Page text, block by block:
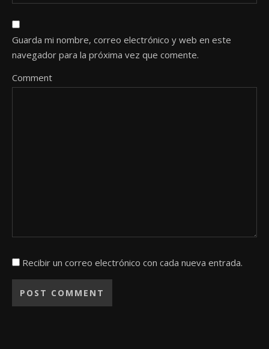
Guarda mi nombre, correo electrónico y web en este
navegador para la próxima vez que comente.
Comment
Recibir un correo electrónico con cada nueva entrada.